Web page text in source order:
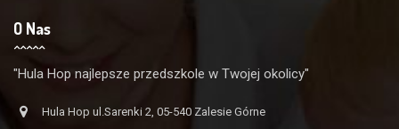
O Nas
"Hula Hop najlepsze przedszkole w Twojej okolicy"
Hula Hop ul.Sarenki 2, 05-540 Zalesie Górne